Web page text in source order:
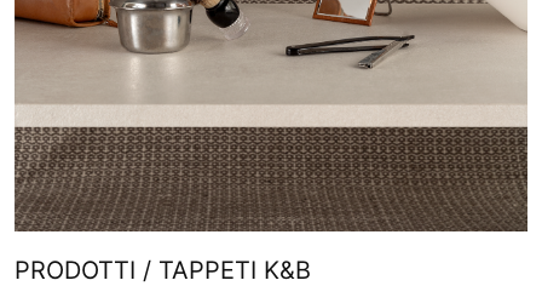
PRODOTTI / TAPPETI K&B